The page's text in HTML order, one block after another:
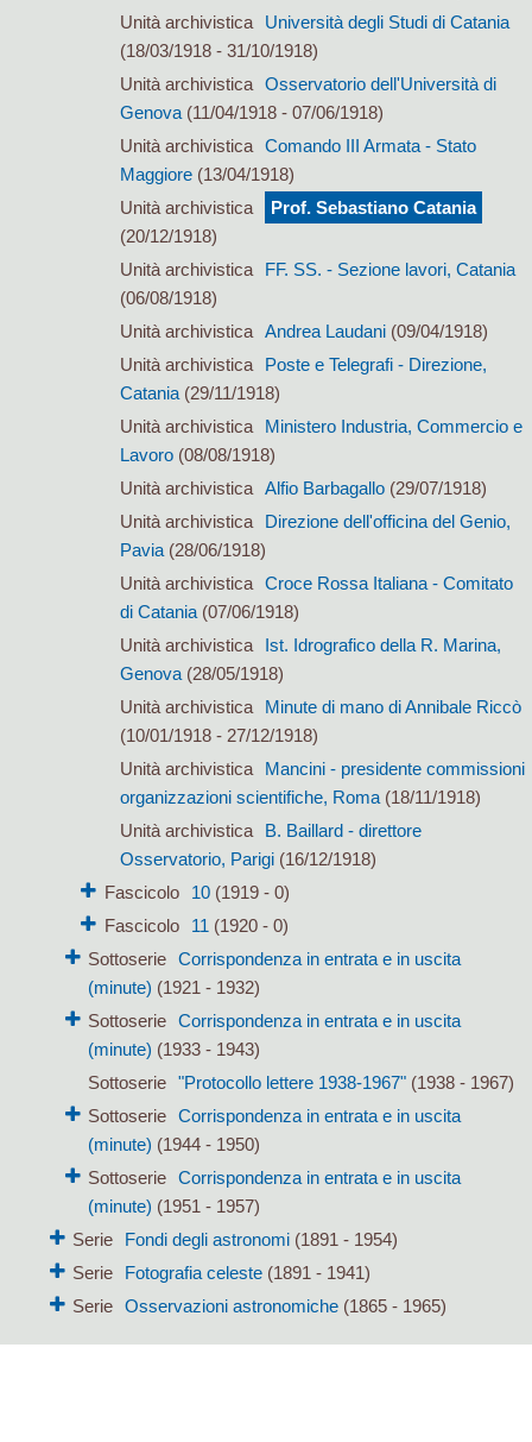
Unità archivistica
Università degli Studi di Catania
(18/03/1918 - 31/10/1918)
Unità archivistica Osservatorio dell'Università di
Genova(11/04/1918 - 07/06/1918)
Unità archivistica Comando III Armata - Stato
Maggiore(13/04/1918)
Unità archivistica
Prof. Sebastiano Catania
(20/12/1918)
Unità archivistica
FF. SS. - Sezione lavori, Catania
(06/08/1918)
Unità archivistica Andrea Laudani(09/04/1918)
Unità archivistica
Poste e Telegrafi - Direzione,
Catania(29/11/1918)
Unità archivistica
Ministero Industria, Commercio e
Lavoro(08/08/1918)
Unità archivistica Alfio Barbagallo(29/07/1918)
Unità archivistica
Direzione dell'officina del Genio,
Pavia(28/06/1918)
Unità archivistica Croce Rossa Italiana - Comitato
di Catania(07/06/1918)
Unità archivistica
Ist. Idrografico della R. Marina,
Genova(28/05/1918)
Unità archivistica
Minute di mano di Annibale Riccò
(10/01/1918 - 27/12/1918)
Unità archivistica
Mancini - presidente commissioni
organizzazioni scientifiche, Roma(18/11/1918)
Unità archivistica
B. Baillard - direttore
Osservatorio, Parigi(16/12/1918)
Fascicolo
10(1919 - 0)
Fascicolo
11 (1920 - 0)
Sottoserie
Corrispondenza in entrata e in uscita
(minute) (1921 - 1932)
Sottoserie
Corrispondenza in entrata e in uscita
(minute) (1933 - 1943)
Sottoserie
"Protocollo lettere 1938-1967" (1938 - 1967)
Sottoserie
Corrispondenza in entrata e in uscita
(minute) (1944 - 1950)
Sottoserie
Corrispondenza in entrata e in uscita
(minute) (1951 - 1957)
Serie
Fondi degli astronomi(1891 - 1954)
Serie
Fotografia celeste(1891 - 1941)
Serie Osservazioni astronomiche(1865 - 1965)